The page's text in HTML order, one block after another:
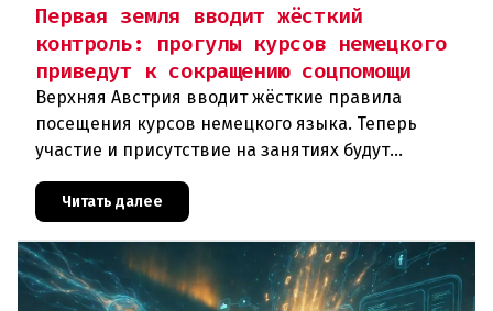
Первая земля вводит жёсткий
контроль: прогулы курсов немецкого
приведут к сокращению соцпомощи
Верхняя Австрия вводит жёсткие правила
посещения курсов немецкого языка. Теперь
участие и присутствие на занятиях будут
Те, кто без уважительной причины про
Читать далее